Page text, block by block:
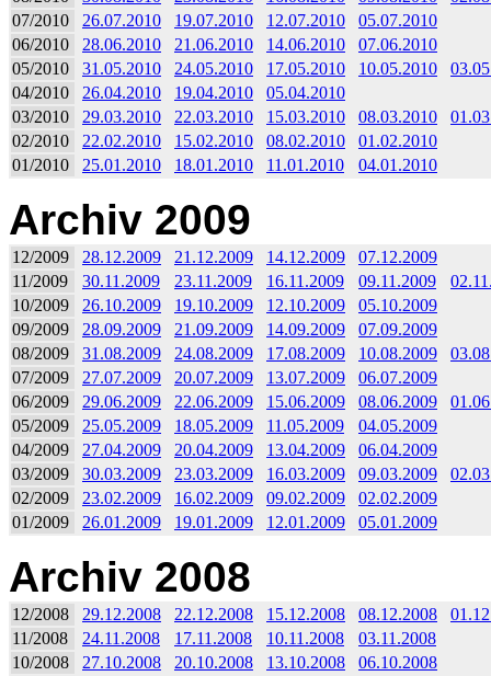
07/2010
26.07.2010 19.07.2010 12.07.2010
05.07.2010
06/2010
28.06.2010 21.06.2010 14.06.2010
07.06.2010
05/2010
31.05.2010 24.05.2010 17.05.2010 10.05.2010
04/2010
26.04.2010 19.04.2010
05.04.2010
03/2010
29.03.2010 22.03.2010 15.03.2010 08.03.2010
02/2010
22.02.2010 15.02.2010 08.02.2010
01.02.2010
01/2010
25.01.2010 18.01.2010 11.01.2010 04.01.2010
Archiv 2009
12/2009 28.12.2009 21.12.2009 14.12.2009
07.12.2009
11/2009
30.11.2009 23.11.2009 16.11.2009 09.11.2009
10/2009
26.10.2009 19.10.2009 12.10.2009
05.10.2009
09/2009
28.09.2009 21.09.2009 14.09.2009
07.09.2009
08/2009
31.08.2009 24.08.2009 17.08.2009 10.08.2009
07/2009
27.07.2009 20.07.2009 13.07.2009
06.07.2009
06/2009
29.06.2009 22.06.2009 15.06.2009 08.06.2009
05/2009
25.05.2009 18.05.2009 11.05.2009
04.05.2009
04/2009
27.04.2009 20.04.2009 13.04.2009
06.04.2009
03/2009
30.03.2009 23.03.2009 16.03.2009 09.03.2009
02/2009
23.02.2009 16.02.2009 09.02.2009
02.02.2009
01/2009
26.01.2009 19.01.2009 12.01.2009 05.01.2009
Archiv 2008
12/2008 29.12.2008 22.12.2008 15.12.2008 08.12.2008
11/2008
24.11.2008 17.11.2008 10.11.2008
03.11.2008
10/2008
27.10.2008 20.10.2008 13.10.2008
06.10.2008